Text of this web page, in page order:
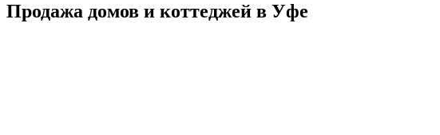
Продажа домов и коттеджей в Уфе